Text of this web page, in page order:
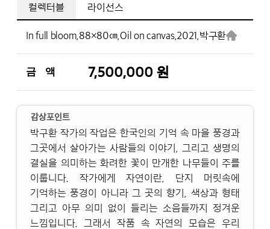
컬렉터블 라이선스
In full bloom, 88×80㎝,Oil on canvas, 2021, 박구환
금 액 7,500,000 원
감상포인트
박구환 작가의 작업은 한국인의 기억 속 마을 풍경과
그곳에서 살아가는 사람들의 이야기, 그리고 생명의
결실을 의미하는 화려한 꽃이 만개한 나무들이 주를
이룹니다. 작가에게 자연이란, 단지 머릿속에
기억하는 풍경이 아니라 그 곳의 향기, 색상과 형태
그리고 아무 의미 없이 들리는 소음들까지 정겨운
느낌입니다. 그래서 작품 속 자연의 모습은 우리